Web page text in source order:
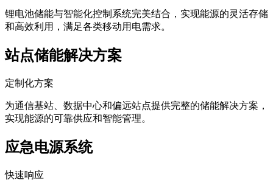
锂电池储能与智能化控制系统完美结合，实现能源的灵活存储
和高效利用，满足各类移动用电需求。
站点储能解决方案
定制化方案
为通信基站、数据中心和偏远站点提供完整的储能解决方案，
实现能源的可靠供应和智能管理。
应急电源系统
快速响应